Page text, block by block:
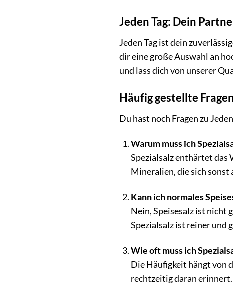
Jeden Tag: Dein
Jeden Tag ist dein
dir eine große Auswahl an
und lass dich von unserer
Häufig gestellte
Du hast noch Fragen zu
Warum muss ich
Spezialsalz enthärtet das
Mineralien, die sich sonst
Kann ich normales
Nein, Speisesalz ist nicht
Spezialsalz ist reiner und
Wie oft muss ich
Die Häufigkeit hängt von
rechtzeitig daran